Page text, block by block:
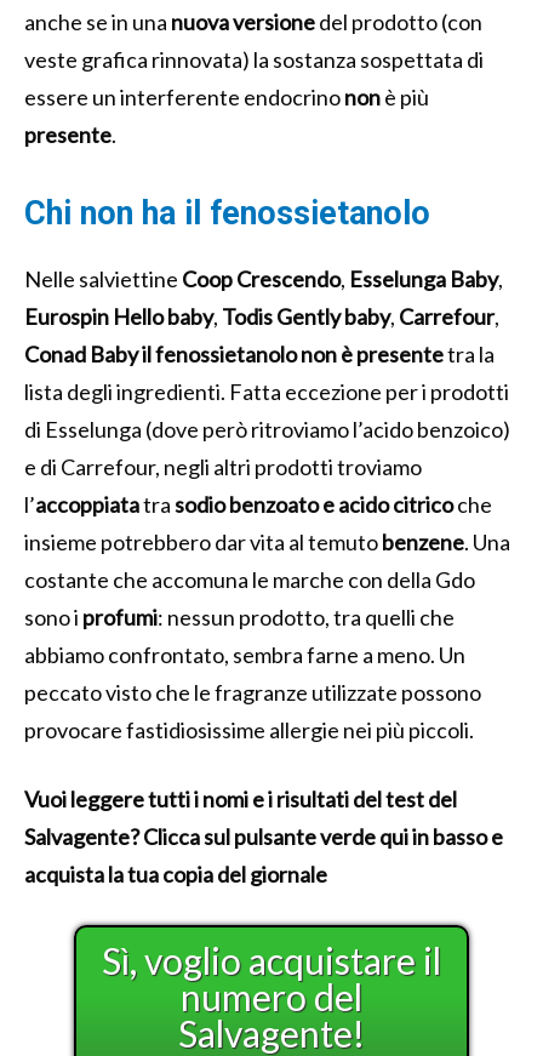
anche se in una nuovaversionedel prodotto (con
veste grafica rinnovata) la sostanza sospettata di
essere un interferente endocrinononè più
presente.
Chi non ha il fenossietanolo
Nelle salviettine Coop Crescendo, Esselunga Baby,
Eurospin Hello baby, Todis Gently baby, Carrefour,
Conad Baby il fenossietanolo non è presentetra la
lista degli ingredienti. Fatta eccezione per i prodotti
di Esselunga (dove però ritroviamo l’acido benzoico)
e di Carrefour, negli altri prodotti troviamo
l’accoppiatatrasodio benzoato e acido citricoche
insieme potrebbero dar vita al temutobenzene. Una
costante che accomuna le marche con della Gdo
sono i profumi: nessun prodotto, tra quelli che
abbiamo confrontato, sembra farne a meno. Un
peccato visto che le fragranze utilizzate possono
provocare fastidiosissime allergie nei più piccoli.
Vuoi leggere tutti i nomi e i risultati del test del
Salvagente? Clicca sul pulsante verde qui in basso e
acquista la tua copia del giornale
Sì, voglio acquistare il
numero del
Salvagente!